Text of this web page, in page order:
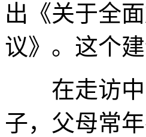
出《关于全
议》。这个
在走访中
子，父母常